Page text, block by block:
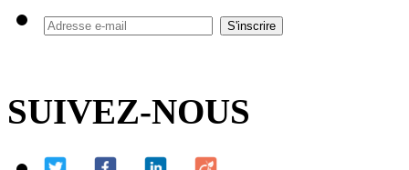
SUIVEZ-NOUS